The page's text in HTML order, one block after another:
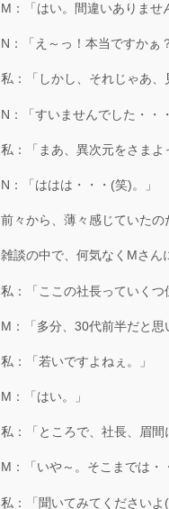
M：「はい。間違いありませ
N：「え～っ！本当ですかぁ
私：「しかし、それじゃあ、
N：「すいませんでした・・
私：「まあ、異次元をさまよ
N：「ははは・・・(笑)。」
前々から、薄々感じていたの
雑談の中で、何気なくMさん
私：「ここの社長っていくつ
M：「多分、30代前半だと思
私：「若いですよねぇ。」
M：「はい。」
私：「ところで、社長、眉間
M：「いや～。そこまでは・
私：「聞いてみてくださいよ(